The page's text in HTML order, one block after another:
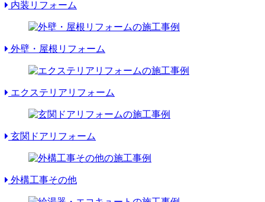
内装リフォーム
外壁・屋根リフォーム
エクステリアリフォーム
玄関ドアリフォーム
外構工事その他